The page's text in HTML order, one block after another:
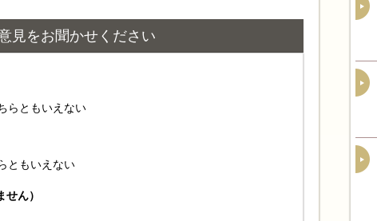
見をお聞かせください
らともいえない
ともいえない
ん）